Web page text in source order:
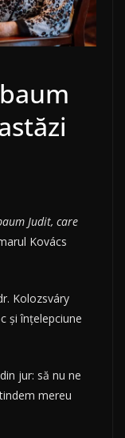
Judit, care
Kovács
Kolozsváry
și înțelepciune
jur: să nu ne
mereu